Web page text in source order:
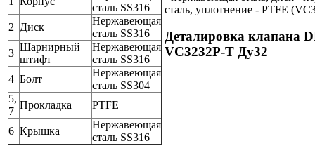
сталь SS316
2 Диск
Нержавеющая
сталь SS316
3
Шарнирный
штифт
Нержавеющая
сталь SS316
4 Болт
Нержавеющая
сталь SS304
5,
7
Прокладка PTFE
6 Крышка
Нержавеющая
сталь SS316
Деталировка клапана
VC3232P-T Ду32